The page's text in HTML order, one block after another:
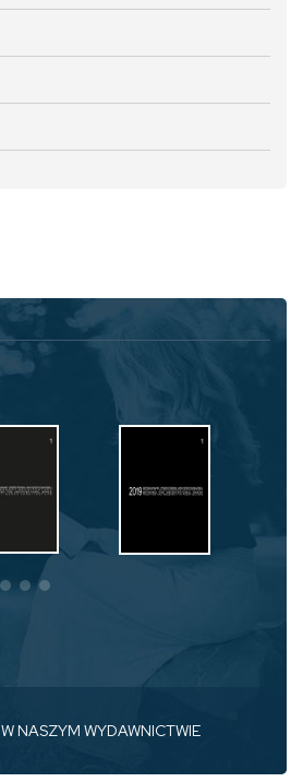
W NASZYM WYDAWNICTWIE